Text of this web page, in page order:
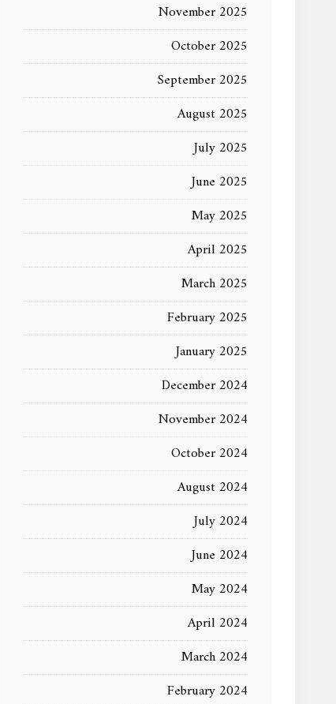
November 2025
October 2025
September 2025
August 2025
July 2025
June 2025
May 2025
April 2025
March 2025
February 2025
January 2025
December 2024
November 2024
October 2024
August 2024
July 2024
June 2024
May 2024
April 2024
March 2024
February 2024